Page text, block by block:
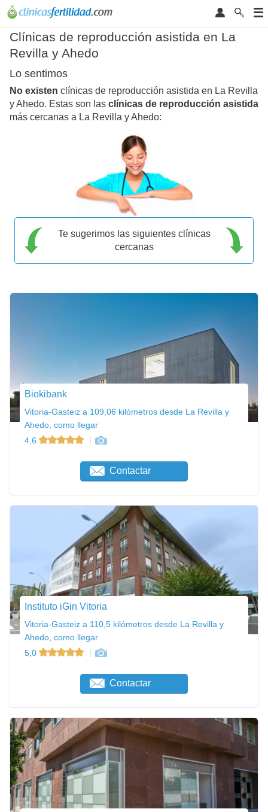
Clínicas de reproducción asistida en La
Revilla y Ahedo
Lo sentimos
No existen clínicas de reproducción asistida en La Revilla
y Ahedo. Estas son las clínicas de reproducción asistida
más cercanas a La Revilla y Ahedo:
Te sugerimos las siguientes clínicas
cercanas
Biokibank
Vitoria-Gasteiz a 109,06 kilómetros desde La Revilla y
Ahedo, como llegar
4,6
Contactar
Instituto iGin Vitoria
Vitoria-Gasteiz a 110,5 kilómetros desde La Revilla y
Ahedo, como llegar
5,0
Contactar